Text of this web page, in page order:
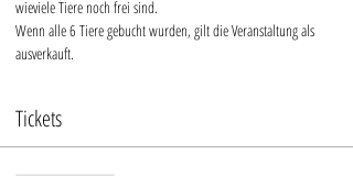
wieviele Tiere noch frei sind.
Wenn alle 6 Tiere gebucht wurden, gilt die Veranstaltung als
ausverkauft.
Tickets